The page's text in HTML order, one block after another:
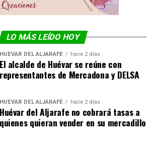
LO MÁS LEÍDO HOY
HUÉVAR DEL ALJARAFE hace 2 días
El alcalde de Huévar se reúne con
representantes de Mercadona y DELSA
HUÉVAR DEL ALJARAFE hace 2 días
Huévar del Aljarafe no cobrará tasas a
quienes quieran vender en su mercadillo